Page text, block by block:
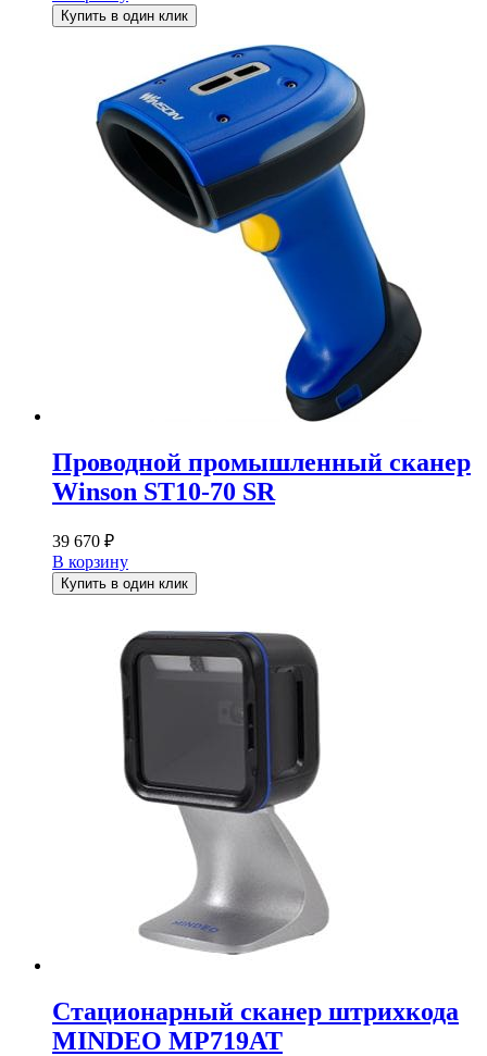
составляла
5
4
730 ₽.
Купить в один клик
Проводной промышленный сканер
Winson ST10-70 SR
39 670 ₽
В корзину
Купить в один клик
Стационарный сканер штрихкода
MINDEO MP719AT